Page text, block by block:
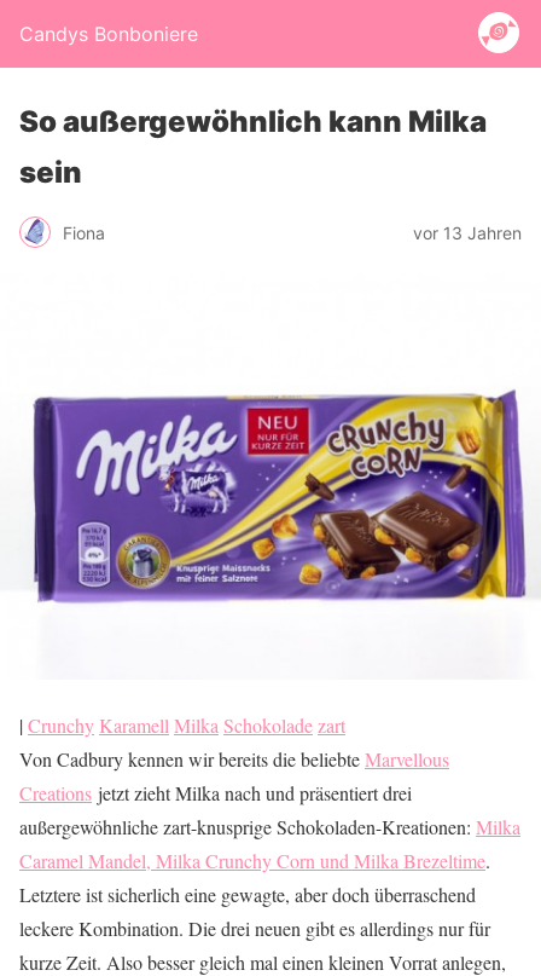
Candys Bonboniere
So außergewöhnlich kann Milka
sein
Fiona vor 13 Jahren
|Crunchy Karamell Milka Schokolade zart
Von Cadbury kennen wir bereits die beliebteMarvellous
Creations jetzt zieht Milka nach und präsentiert drei
außergewöhnliche zart-knusprige Schokoladen-Kreationen: Milka
Caramel Mandel, Milka Crunchy Corn und Milka Brezeltime.
Letztere ist sicherlich eine gewagte, aber doch überraschend
leckere Kombination. Die drei neuen gibt es allerdings nur für
kurze Zeit. Also besser gleich mal einen kleinen Vorrat anlegen,